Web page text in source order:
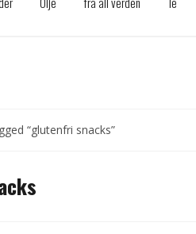
“glutenfri snacks”